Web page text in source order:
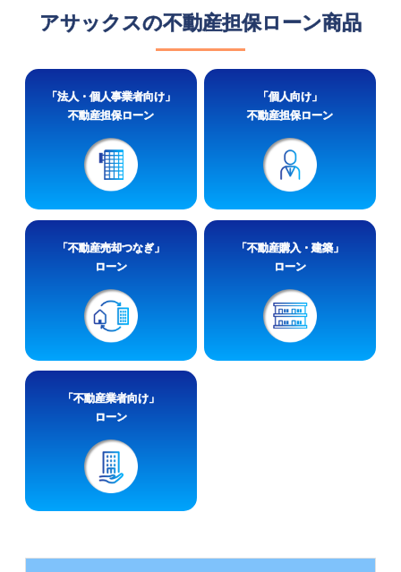
アサックスの不動産担保ローン商品
「法人・個人事業者向け」
不動産担保ローン
「個人向け」
不動産担保ローン
「不動産売却つなぎ」
ローン
「不動産購入・建築」
ローン
「不動産業者向け」
ローン